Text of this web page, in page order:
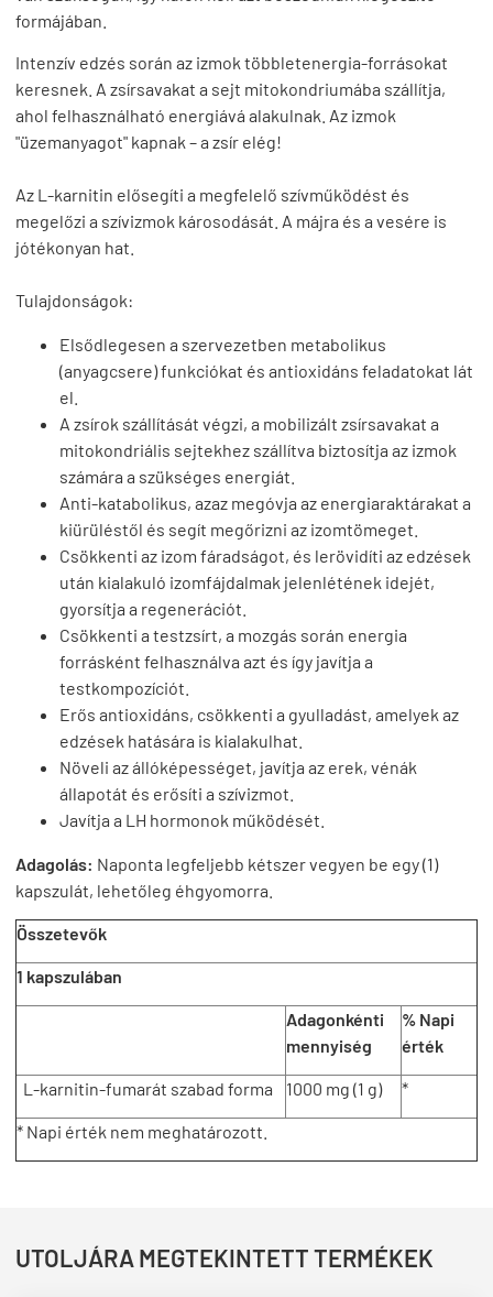
formájában.
Intenzív edzés során az izmok többletenergia-forrásokat
keresnek. A zsírsavakat a sejt mitokondriumába szállítja,
ahol felhasználható energiává alakulnak. Az izmok
"üzemanyagot" kapnak – a zsír elég!
Az L-karnitin elősegíti a megfelelő szívműködést és
megelőzi a szívizmok károsodását. A májra és a vesére is
jótékonyan hat.
Tulajdonságok:
Elsődlegesen a szervezetben metabolikus
(anyagcsere) funkciókat és antioxidáns feladatokat lát
el.
A zsírok szállítását végzi, a mobilizált zsírsavakat a
mitokondriális sejtekhez szállítva biztosítja az izmok
számára a szükséges energiát.
Anti-katabolikus, azaz megóvja az energiaraktárakat a
kiürüléstől és segít megőrizni az izomtömeget.
Csökkenti az izom fáradságot, és lerövidíti az edzések
után kialakuló izomfájdalmak jelenlétének idejét,
gyorsítja a regenerációt.
Csökkenti a testzsírt, a mozgás során energia
forrásként felhasználva azt és így javítja a
testkompozíciót.
Erős antioxidáns, csökkenti a gyulladást, amelyek az
edzések hatására is kialakulhat.
Növeli az állóképességet, javítja az erek, vénák
állapotát és erősíti a szívizmot.
Javítja a LH hormonok működését.
Adagolás: Naponta legfeljebb kétszer vegyen be egy (1)
kapszulát, lehetőleg éhgyomorra.
Összetevők
1 kapszulában
Adagonkénti
mennyiség
% Napi
érték
L-karnitin-fumarát szabad forma 1000 mg (1 g) *
* Napi érték nem meghatározott.
UTOLJÁRA MEGTEKINTETT TERMÉKEK